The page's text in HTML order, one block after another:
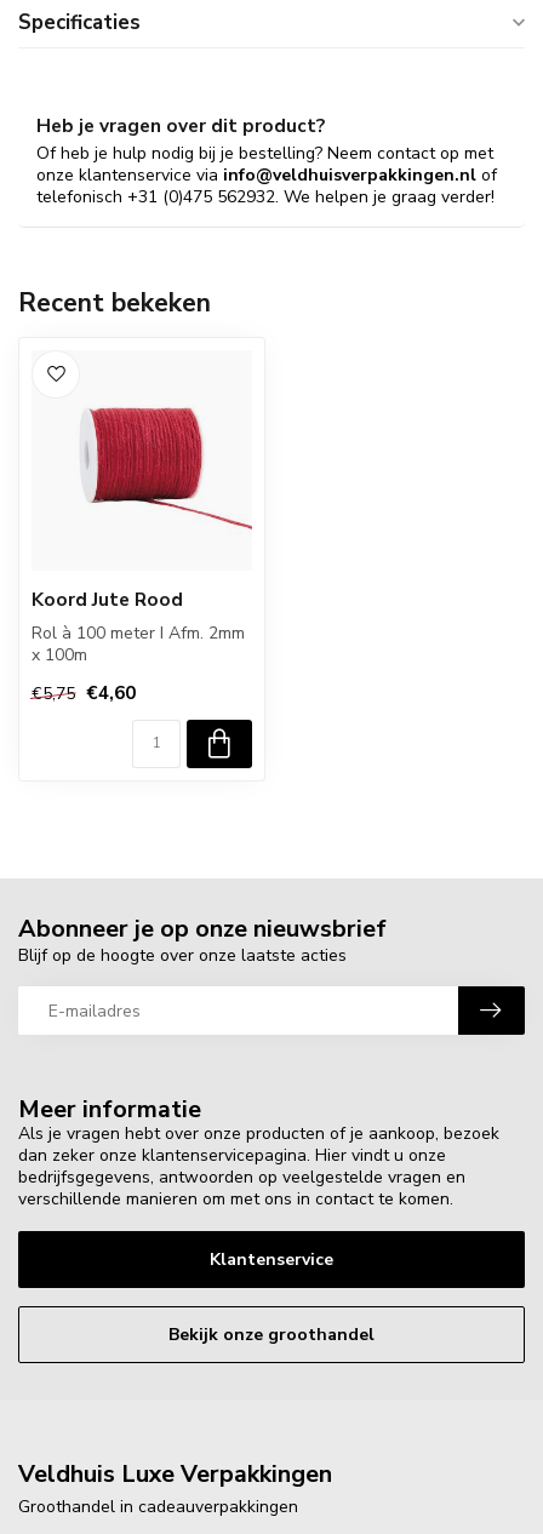
Specificaties
Heb je vragen over dit product?
Of heb je hulp nodig bij je bestelling? Neem contact op met
onze klantenservice via info@veldhuisverpakkingen.nl of
telefonisch +31 (0)475 562932. We helpen je graag verder!
Recent bekeken
Koord Jute Rood
Rol à 100 meter I Afm. 2mm
x 100m
€5,75 €4,60
Meer informatie
Als je vragen hebt over onze producten of je aankoop, bezoek
dan zeker onze klantenservicepagina. Hier vindt u onze
bedrijfsgegevens, antwoorden op veelgestelde vragen en
verschillende manieren om met ons in contact te komen.
Klantenservice
Bekijk onze groothandel
Abonneer je op onze nieuwsbrief
Blijf op de hoogte over onze laatste acties
Veldhuis Luxe Verpakkingen
Groothandel in cadeauverpakkingen